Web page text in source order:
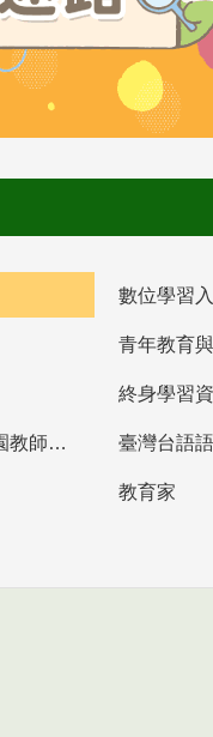
數位學習
青年教育
終身學習
教育部高中等以下學校及幼兒園教師資格檢定考試 臺灣台語
教育家